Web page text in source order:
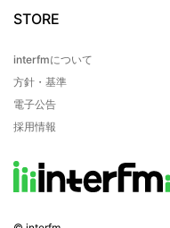
STORE
interfmについて
方針・基準
電子公告
採用情報